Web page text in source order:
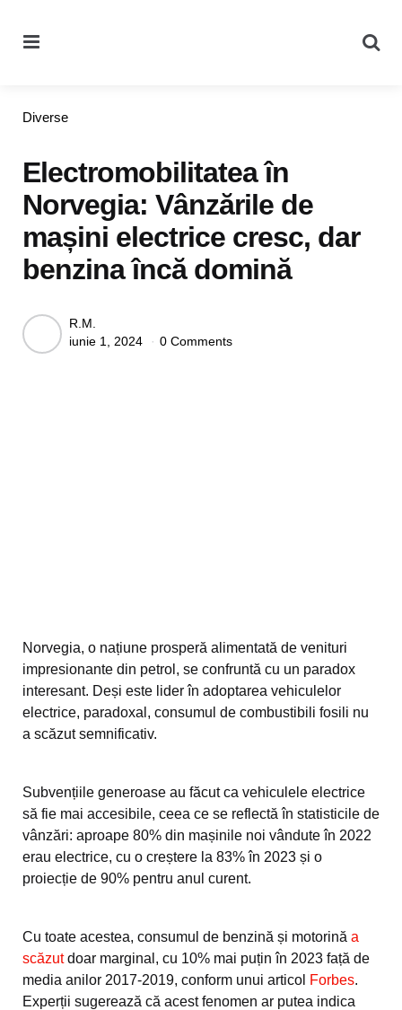
Categories
Diverse
Electromobilitatea în
Norvegia: Vânzările de
mașini electrice cresc, dar
benzina încă domină
Posted
by
R.M.
iunie 1, 2024
0 Comments
Norvegia, o națiune prosperă alimentată de venituri
impresionante din petrol, se confruntă cu un paradox
interesant. Deși este lider în adoptarea vehiculelor
electrice, paradoxal, consumul de combustibili fosili nu
a scăzut semnificativ.
Subvențiile generoase au făcut ca vehiculele electrice
să fie mai accesibile, ceea ce se reflectă în statisticile de
vânzări: aproape 80% din mașinile noi vândute în 2022
erau electrice, cu o creștere la 83% în 2023 și o
proiecție de 90% pentru anul curent.
Cu toate acestea, consumul de benzină și motorină a
scăzutdoar marginal, cu 10% mai puțin în 2023 față de
media anilor 2017-2019, conform unui articol Forbes.
Experții sugerează că acest fenomen ar putea indica